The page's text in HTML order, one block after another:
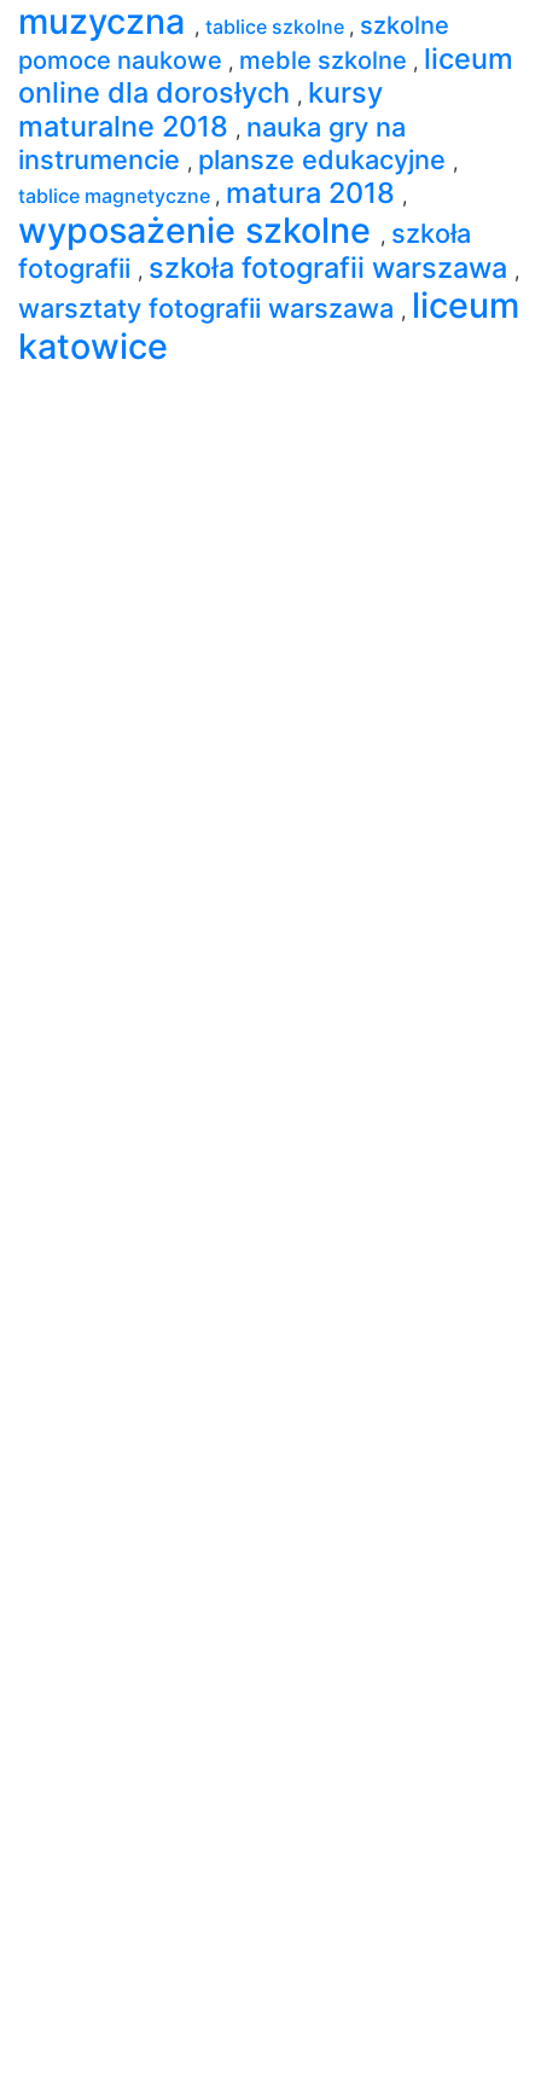
muzyczna , tablice szkolne , szkolne
pomoce naukowe , meble szkolne , liceum
online dla dorosłych , kursy
maturalne 2018 , nauka gry na
instrumencie , plansze edukacyjne ,
tablice magnetyczne , matura 2018 ,
wyposażenie szkolne , szkoła
fotografii , szkoła fotografii warszawa ,
warsztaty fotografii warszawa , liceum
katowice